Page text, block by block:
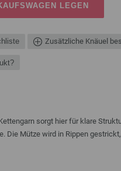
LEGEN
Zusätzliche Knäuel
sorgt hier für klare
Die Mütze wird in Rippen